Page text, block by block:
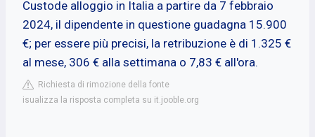
Custode alloggio in Italia a partire da 7 febbraio
2024, il dipendente in questione guadagna 15.900
€; per essere più precisi, la retribuzione è di 1.325 €
al mese, 306 € alla settimana o 7,83 € all'ora.
Richiesta di rimozione della fonte
isualizza la risposta completa su it.jooble.org